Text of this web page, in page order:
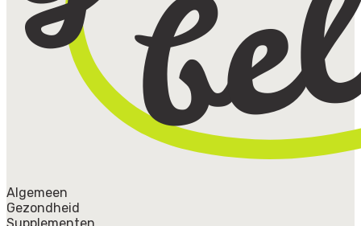
Algemeen
Gezondheid
Supplementen